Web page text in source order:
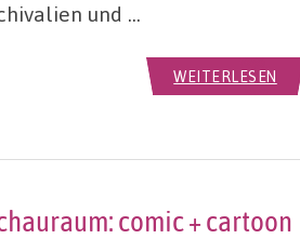
und …
WEITERLESEN
comic + cartoon